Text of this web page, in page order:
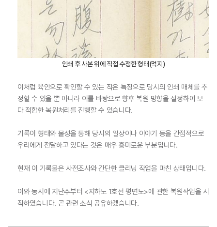
인쇄 후 사본 위에 직접 수정한 형태(먹지)
이처럼 육안으로 확인할 수 있는 작은 특징으로 당시의 인쇄 매체를 추
정할 수 있을 뿐 아니라 이를 바탕으로 향후 복원 방향을 설정하여 보
다 적합한 복원처리를 진행할 수 있습니다.
기록이 형태와 물성을 통해 당시의 일상이나 이야기 등을 간접적으로
우리에게 전달하고 있다는 것은 매우 흥미로운 부분입니다.
현재 이 기록물은 사전조사와 간단한 클리닝 작업을 마친 상태입니다.
이와 동시에 지난주부터 <지하도 1호선 평면도>에 관한 복원작업을 시
작하였습니다. 곧 관련 소식 공유하겠습니다.